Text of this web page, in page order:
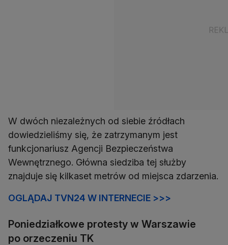
W dwóch niezależnych od siebie źródłach
dowiedzieliśmy się, że zatrzymanym jest
funkcjonariusz Agencji Bezpieczeństwa
Wewnętrznego. Główna siedziba tej służby
znajduje się kilkaset metrów od miejsca zdarzenia.
OGLĄDAJ TVN24 W INTERNECIE >>>
Poniedziałkowe protesty w Warszawie
po orzeczeniu TK